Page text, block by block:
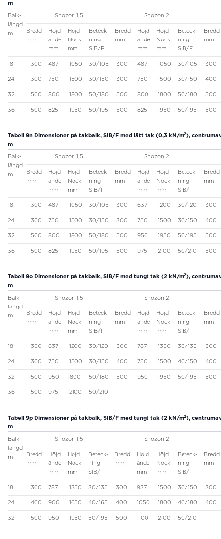
m
Balk-
längd
m
Snözon 1,5 Snözon 2
Bredd
mm
Höjd
ände
mm
Höjd
Nock
mm
Beteck-
ning
SIB/F
Bredd
mm
Höjd
ände
mm
Höjd
Nock
mm
Beteck-
ning
SIB/F
Bredd
mm
18 300 487 1050 30/105 300 487 1050 30/105 300
24 300 750 1500 30/150 300 750 1500 30/150 400
32 500 800 1800 50/180 500 800 1800 50/180 500
36 500 825 1950 50/195 500 825 1950 50/195 500
Tabell 9n Dimensioner på takbalk, SIB/F med lätt tak (0,3 kN/m2),
m
Balk-
längd
m
Snözon 1,5 Snözon 2
Bredd
mm
Höjd
ände
mm
Höjd
Nock
mm
Beteck-
ning
SIB/F
Bredd
mm
Höjd
ände
mm
Höjd
Nock
mm
Beteck-
ning
SIB/F
Bredd
mm
18 300 487 1050 30/105 300 637 1200 30/120 300
24 300 750 1500 30/150 300 750 1500 30/150 400
32 500 800 1800 50/180 500 950 1950 50/195 500
36 500 825 1950 50/195 500 975 2100 50/210 500
Tabell 9o Dimensioner på takbalk, SIB/F med tungt tak (2 kN/m2),
m
Balk-
längd
m
Snözon 1,5 Snözon 2
Bredd
mm
Höjd
ände
mm
Höjd
Nock
mm
Beteck-
ning
SIB/F
Bredd
mm
Höjd
ände
mm
Höjd
Nock
mm
Beteck-
ning
SIB/F
Bredd
mm
18 300 637 1200 30/120 300 787 1350 30/135 300
24 300 750 1500 30/150 400 750 1500 40/150 400
32 500 950 1800 50/180 500 950 1950 50/195 500
36 500 975 2100 50/210 -
Tabell 9p Dimensioner på takbalk, SIB/F med tungt tak (2 kN/m2),
m
Balk-
längd
m
Snözon 1,5 Snözon 2
Bredd
mm
Höjd
ände
mm
Höjd
Nock
mm
Beteck-
ning
SIB/F
Bredd
mm
Höjd
ände
mm
Höjd
Nock
mm
Beteck-
ning
SIB/F
Bredd
mm
18 300 787 1350 30/135 300 937 1500 30/150 300
24 400 900 1650 40/165 400 1050 1800 40/180 400
32 500 950 1950 50/195 500 1100 2100 50/210